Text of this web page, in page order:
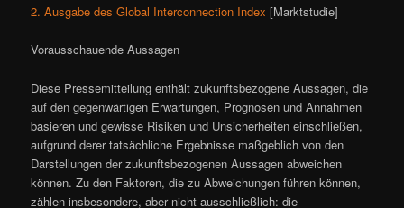
2. Ausgabe des Global Interconnection Index [Marktstudie]
Vorausschauende Aussagen
Diese Pressemitteilung enthält zukunftsbezogene Aussagen, die
auf den gegenwärtigen Erwartungen, Prognosen und Annahmen
basieren und gewisse Risiken und Unsicherheiten einschließen,
aufgrund derer tatsächliche Ergebnisse maßgeblich von den
Darstellungen der zukunftsbezogenen Aussagen abweichen
können. Zu den Faktoren, die zu Abweichungen führen können,
zählen insbesondere, aber nicht ausschließlich: die